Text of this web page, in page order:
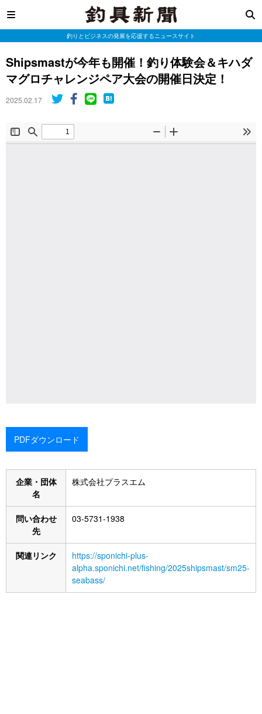
釣りとビジネスの発展を応援するニュースサイト
Shipsmastが今年も開催！釣り体験会＆キハダ
マグロチャレンジペア大会の開催日決定！
2025.02.17
PDFダウンロード
企業・団体
名
株式会社プラスエム
問い合わせ
先
03-5731-1938
関連リンク
https://sponichi-plus-
alpha.sponichi.net/fishing/2025shipsmast/sm25-
seabass/